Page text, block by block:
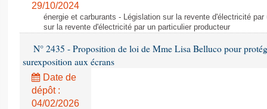
29/10/2024
énergie et carburants - Législation sur la revente d'électricité
sur la revente d'électricité par un particulier producteur
N° 2435 - Proposition de loi de Mme Lisa Belluco pour
surexposition aux écrans
Date de
dépôt :
04/02/2026